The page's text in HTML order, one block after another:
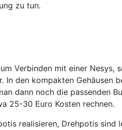
zu tun.
Verbinden mit einer
den kompakten
dann noch die passenden
25-30 Euro Kosten rechnen.
realisieren, Drehpotis